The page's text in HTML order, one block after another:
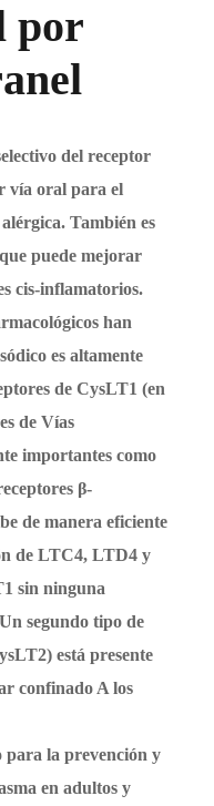
por
del receptor
vía oral para el
También es
puede mejorar
cis-inflamatorios.
han
es altamente
de CysLT1 (en
de Vías
importantes como
β-
de manera eficiente
de LTC4, LTD4 y
sin ninguna
segundo tipo de
está presente
confinado A los
para la prevención y
en adultos y